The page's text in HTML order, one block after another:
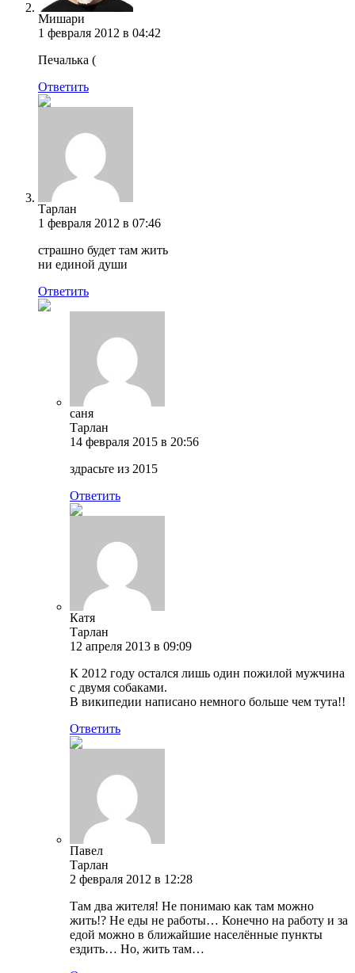
Мишари
1 февраля 2012 в 04:42
Печалька (
Ответить
Тарлан
1 февраля 2012 в 07:46
страшно будет там жить
ни единой души
Ответить
саня
Тарлан
14 февраля 2015 в 20:56
здрасьте из 2015
Ответить
Катя
Тарлан
12 апреля 2013 в 09:09
К 2012 году остался лишь один пожилой мужчина
с двумя собаками.
В википедии написано немного больше чем тута!!
Ответить
Павел
Тарлан
2 февраля 2012 в 12:28
Там два жителя! Не понимаю как там можно
жить!? Не еды не работы… Конечно на работу и за
едой можно в ближайшие населённые пункты
ездить… Но, жить там…